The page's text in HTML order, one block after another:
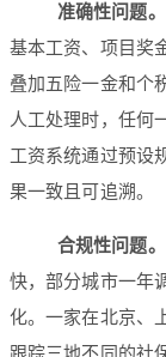
准确性问题。
基本工资、项目奖
叠加五险一金和个
人工处理时，任何
工资系统通过预设
果一致且可追溯。
合规性问题。
快，部分城市一年
化。一家在北京、
跟踪三地不同的社